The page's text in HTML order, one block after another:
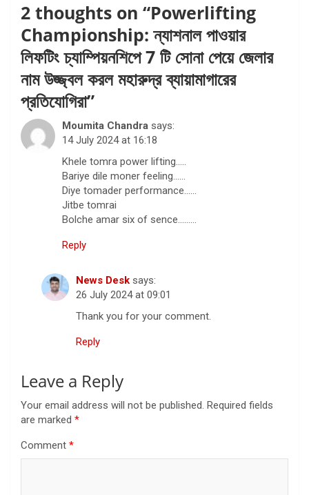
2 thoughts on “Powerlifting
Championship: ন্যাশনাল পাওয়ার
লিফটিং চ্যাম্পিয়নশিপে 7 টি সোনা পেয়ে জেলার
নাম উজ্জ্বল করল মহারুদ্র ব্যায়ামাগারের
প্রতিযোগিরা”
Moumita Chandra says:
14 July 2024 at 16:18
Khele tomra power lifting…..
Bariye dile moner feeling……
Diye tomader performance……
Jitbe tomrai
Bolche amar six of sence………
Reply
News Desk says:
26 July 2024 at 09:01
Thank you for your comment.
Reply
Leave a Reply
Your email address will not be published. Required fields
are marked *
Comment *